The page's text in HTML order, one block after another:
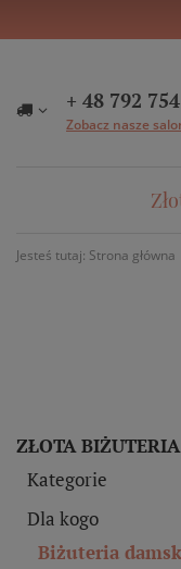
+ 48 792
Zobacz nasze
Jesteś tutaj: Strona główna
ZŁOTA BIŻUTERIA
Kategorie
Dla kogo
Biżuteria